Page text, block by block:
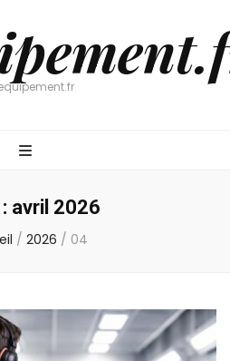
avril 2026
/ 2026 / 04